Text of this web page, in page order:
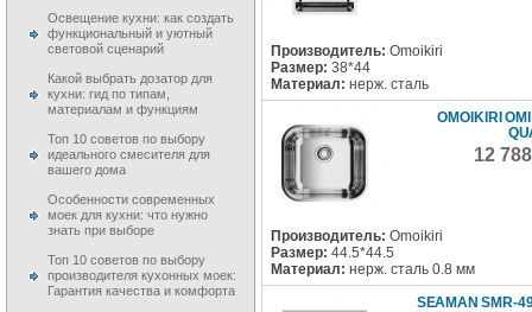
Производитель: Omoikiri
Размер: 38*44
Материал: нерж. сталь
OMOIKIRI
12
Производитель: Omoikiri
Размер: 44.5*44.5
Материал: нерж. сталь 0.8 мм
SEAMAN SMR-
Освещение кухни: как создать
функциональный и уютный
световой сценарий
Какой выбрать дозатор для
кухни: гид по типам,
материалам и функциям
Топ 10 советов по выбору
идеального смесителя для
вашего дома
Особенности современных
моек для кухни: что нужно
знать при выборе
Топ 10 советов по выбору
производителя кухонных моек:
Гарантия качества и комфорта